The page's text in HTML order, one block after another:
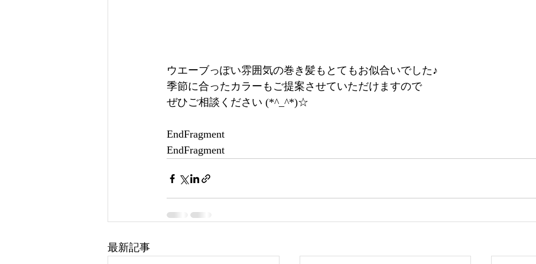
ウエーブっぽい雰囲気の巻き髪もとてもお似合いでした♪
季節に合ったカラーもご提案させていただけますので
ぜひご相談ください (*^_^*)☆
EndFragment
EndFragment
最新記事